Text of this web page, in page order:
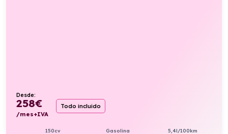
Desde:
258€
/mes+IVA
Todo incluido
150cv Gasolina 5,4l/100km